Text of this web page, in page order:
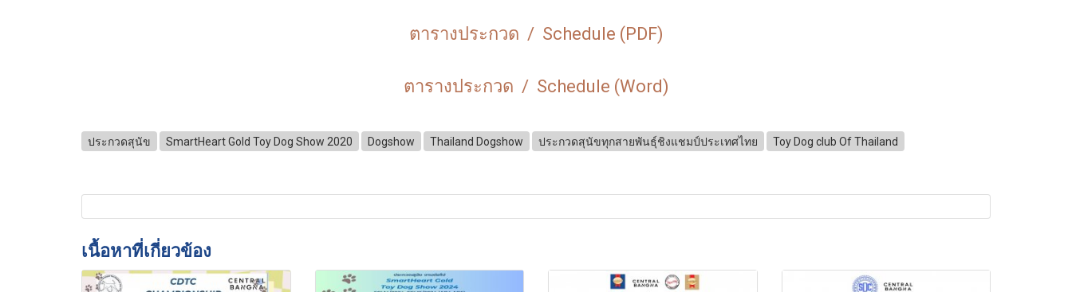
ตารางประกวด / Schedule (PDF)
ตารางประกวด / Schedule (Word)
ประกวดสุนัข SmartHeart Gold Toy Dog Show 2020 Dogshow Thailand Dogshow ประกวดสุนัขทุกสายพันธุ์ชิงแชมป์ประเทศไทย Toy Dog club Of Thailand
เนื้อหาที่เกี่ยวข้อง